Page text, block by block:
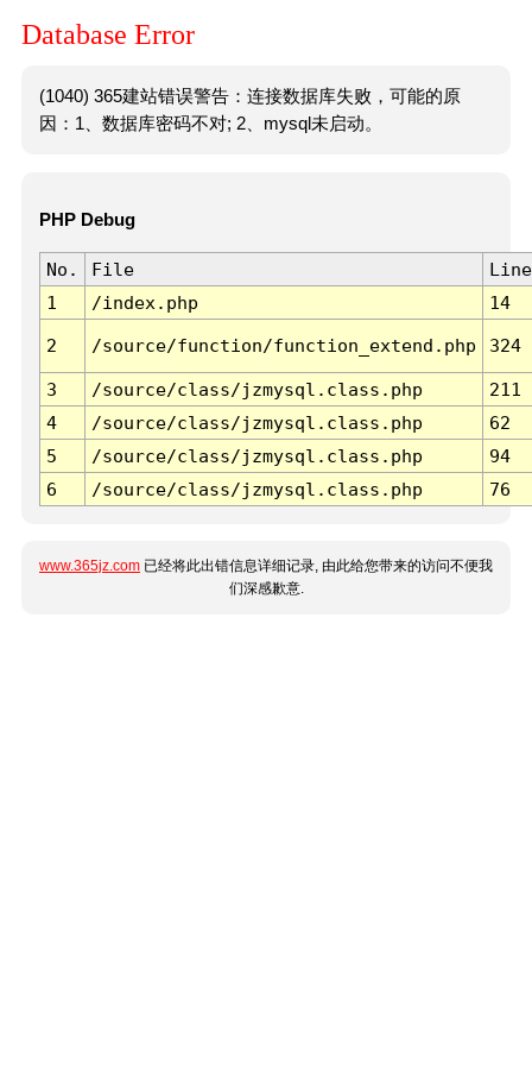
Database Error
(1040) 365建站错误警告：连接数据库失败，可能的原
因：1、数据库密码不对; 2、mysql未启动。
PHP Debug
No. File
Line
1
/index.php 14
2 /source/function/function_extend.php 324
3 /source/class/jzmysql.class.php
211
4
/source/class/jzmysql.class.php
62
5
/source/class/jzmysql.class.php
94
6
/source/class/jzmysql.class.php 76
www.365jz.com 已经将此出错信息详细记录, 由此给您带来的访问不便我
们深感歉意.